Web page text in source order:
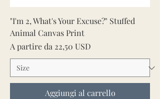
"I'm 2, What's Your Excuse?" Stuffed
Animal Canvas Print
A partire da 22,50 USD
Prezzo scontato
Aggiungi al carrello